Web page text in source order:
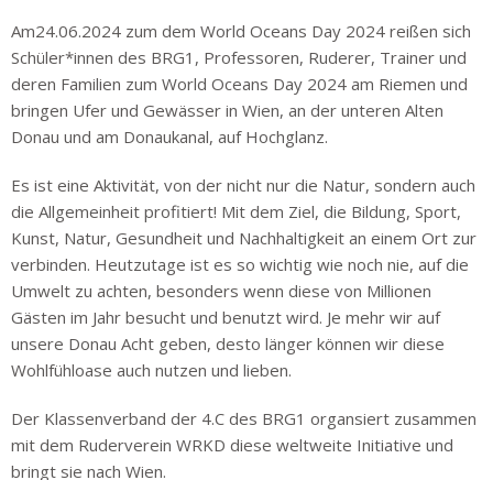
Am24.06.2024 zum dem World Oceans Day 2024 reißen sich
Schüler*innen des BRG1, Professoren, Ruderer, Trainer und
deren Familien zum World Oceans Day 2024 am Riemen und
bringen Ufer und Gewässer in Wien, an der unteren Alten
Donau und am Donaukanal, auf Hochglanz.
Es ist eine Aktivität, von der nicht nur die Natur, sondern auch
die Allgemeinheit profitiert! Mit dem Ziel, die Bildung, Sport,
Kunst, Natur, Gesundheit und Nachhaltigkeit an einem Ort zur
verbinden. Heutzutage ist es so wichtig wie noch nie, auf die
Umwelt zu achten, besonders wenn diese von Millionen
Gästen im Jahr besucht und benutzt wird. Je mehr wir auf
unsere Donau Acht geben, desto länger können wir diese
Wohlfühloase auch nutzen und lieben.
Der Klassenverband der 4.C des BRG1 organsiert zusammen
mit dem Ruderverein WRKD diese weltweite Initiative und
bringt sie nach Wien.